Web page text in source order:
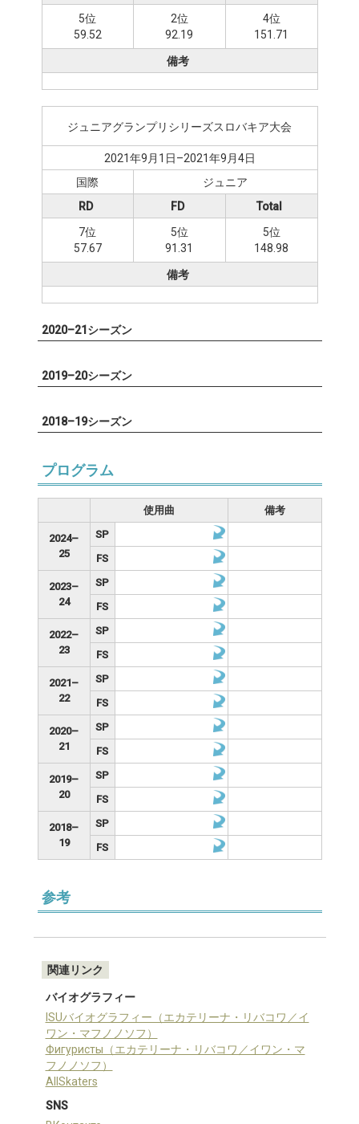
5位
59.52
2位
92.19
4位
151.71
備考
ジュニアグランプリシリーズスロバキア大会
2021年9月1日–2021年9月4日
国際
ジュニア
RD
7位
57.67
FD
5位
91.31
Total
5位
148.98
備考
2020–21シーズン
2019–20シーズン
2018–19シーズン
プログラム
使用曲 備考
2024–
25
SP
FS
2023–
24
SP
FS
2022–
23
SP
FS
2021–
22
SP
FS
2020–
21
SP
FS
2019–
20
SP
FS
2018–
19
SP
FS
参考
関連リンク
バイオグラフィー
ISUバイオグラフィー（エカテリーナ・リバコワ／イ
ワン・マフノノソフ）
Фигуристы（エカテリーナ・リバコワ／イワン・マ
フノノソフ）
AllSkaters
SNS